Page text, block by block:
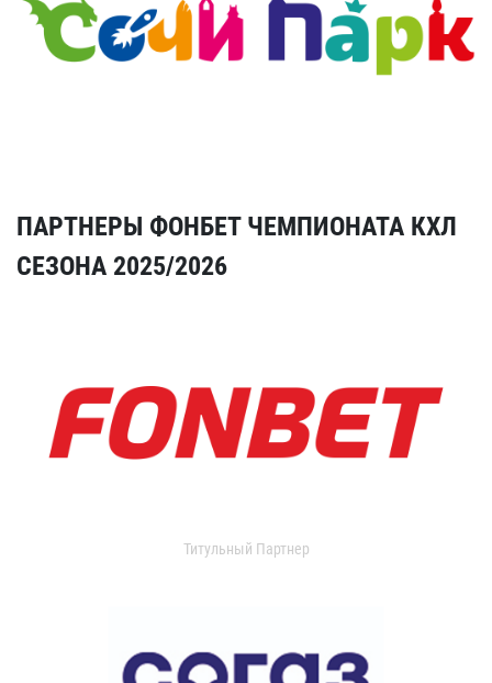
ПАРТНЕРЫ ФОНБЕТ ЧЕМПИОНАТА КХЛ
СЕЗОНА 2025/2026
Титульный Партнер